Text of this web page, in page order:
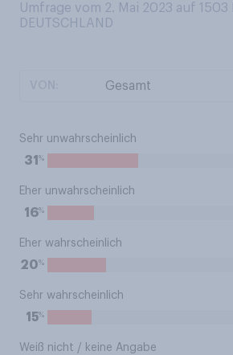
Umfrage vom 2. Mai 2023 auf 1503
DEUTSCHLAND
Sehr unwahrscheinlich
31 %
Eher unwahrscheinlich
16%
Eher wahrscheinlich
20%
Sehr wahrscheinlich
15%
Weiß nicht / keine Angabe